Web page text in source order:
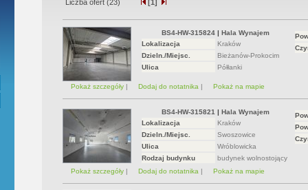
Umowa Notarialna
Liczba ofert (23) [1]
BS4-HW-315824| Hala Wynajem
Lokalizacja
Kraków
Dzieln./Miejsc.
Bieżanów-Prokocim
Ulica
Półłanki
Pokaż szczegóły | Dodaj do notatnika | Pokaż na mapie
BS4-HW-315821 | Hala Wynajem
Lokalizacja
Kraków
Dzieln./Miejsc.
Swoszowice
Ulica
Wróblowicka
Rodzaj budynku
budynek wolnostojący
Pokaż szczegóły | Dodaj do notatnika | Pokaż na mapie